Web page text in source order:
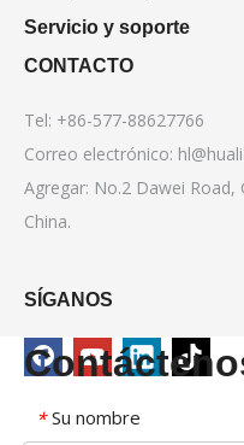
Servicio y soporte
CONTACTO
Tel: +86-577-88627766
Correo electrónico:
Agregar: No.2 Dawei Road,
China.
SÍGANOS
* Su nombre